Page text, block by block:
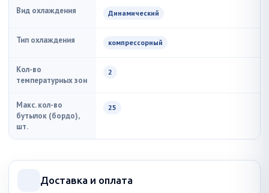
Вид охлаждения Динамический
Тип охлаждения компрессорный
Кол-во
температурных зон
2
Макс. кол-во
бутылок (бордо),
шт.
25
Доставка и оплата